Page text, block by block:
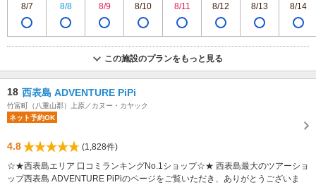
8/7
8/8 8/9 8/10 8/11 8/12 8/13 8/14
この施設のプランをもっと見る
18 西表島 ADVENTURE PiPi
竹富町（八重山郡）上原／カヌー・カヤック
ネット予約OK
4.8
(1,828件)
☆★西表島エリア 口コミランキングNo.1ショップ☆★ 西表島最大のツアーショ
ップ西表島 ADVENTURE PiPiのページをご覧いただき、ありがとうございま